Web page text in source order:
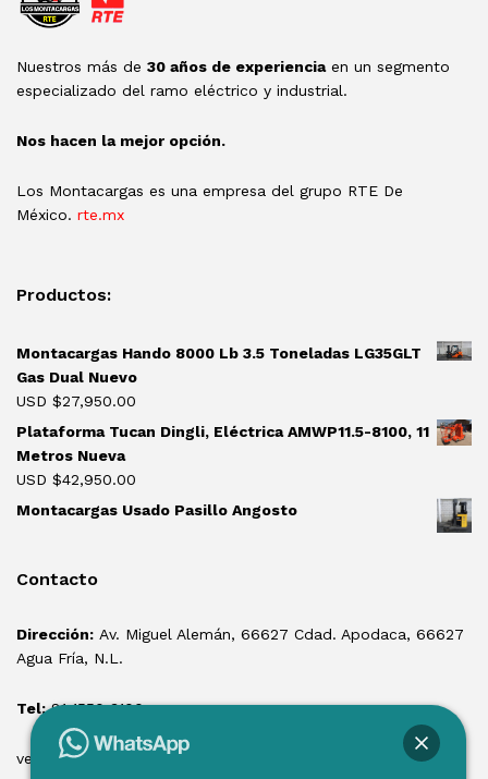
Nuestros más de 30 años de experienciaen un segmento
especializado del ramo eléctrico y industrial.
Nos hacen la mejor opción.
Los Montacargas es una empresa del grupo RTE De
México. rte.mx
Productos:
Montacargas Hando 8000 Lb 3.5 Toneladas LG35GLT
Gas Dual Nuevo
USD $27,950.00
Plataforma Tucan Dingli, Eléctrica AMWP11.5-8100, 11
Metros Nueva
USD $42,950.00
Montacargas Usado Pasillo Angosto
Contacto
Dirección: Av. Miguel Alemán, 66627 Cdad. Apodaca, 66627
Agua Fría, N.L.
Tel:81 1550 3100
ventas@losmontacargas.mx